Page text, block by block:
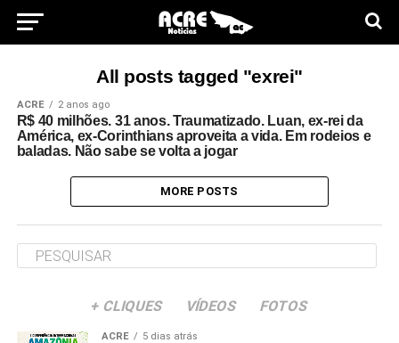
All posts tagged "exrei"
ACRE 2 anos ago
R$ 40 milhões. 31 anos. Traumatizado. Luan, ex-rei da
América, ex-Corinthians aproveita a vida. Em rodeios e
baladas. Não sabe se volta a jogar
MORE POSTS
+ CLIQUES VÍDEOS FOTOS
ACRE 5 dias atrás